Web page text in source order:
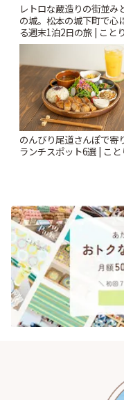
レトロな蔵造りの街並み
の城。松本の城下町で心
る週末1泊2日の旅 | こと
のんびり尾道さんぽで寄
ランチスポット6選 | こ